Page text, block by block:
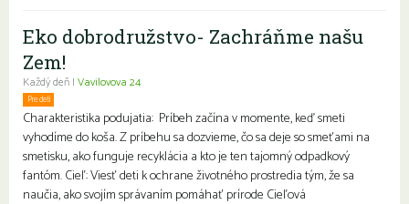
Eko dobrodružstvo- Zachráňme našu
Zem!
Každý deň | Vavilovova 24
Pre deti
Charakteristika podujatia: Príbeh začína v momente, keď smeti
vyhodíme do koša. Z príbehu sa dozvieme, čo sa deje so smeťami na
smetisku, ako funguje recyklácia a kto je ten tajomný odpadkový
fantóm. Cieľ: Viesť deti k ochrane životného prostredia tým, že sa
naučia, ako svojím správaním pomáhať prírode Cieľová